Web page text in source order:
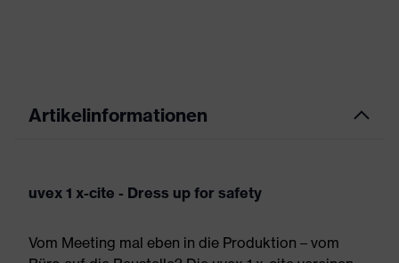
Artikelinformationen
uvex 1 x-cite - Dress up for safety
Vom Meeting mal eben in die Produktion – vom